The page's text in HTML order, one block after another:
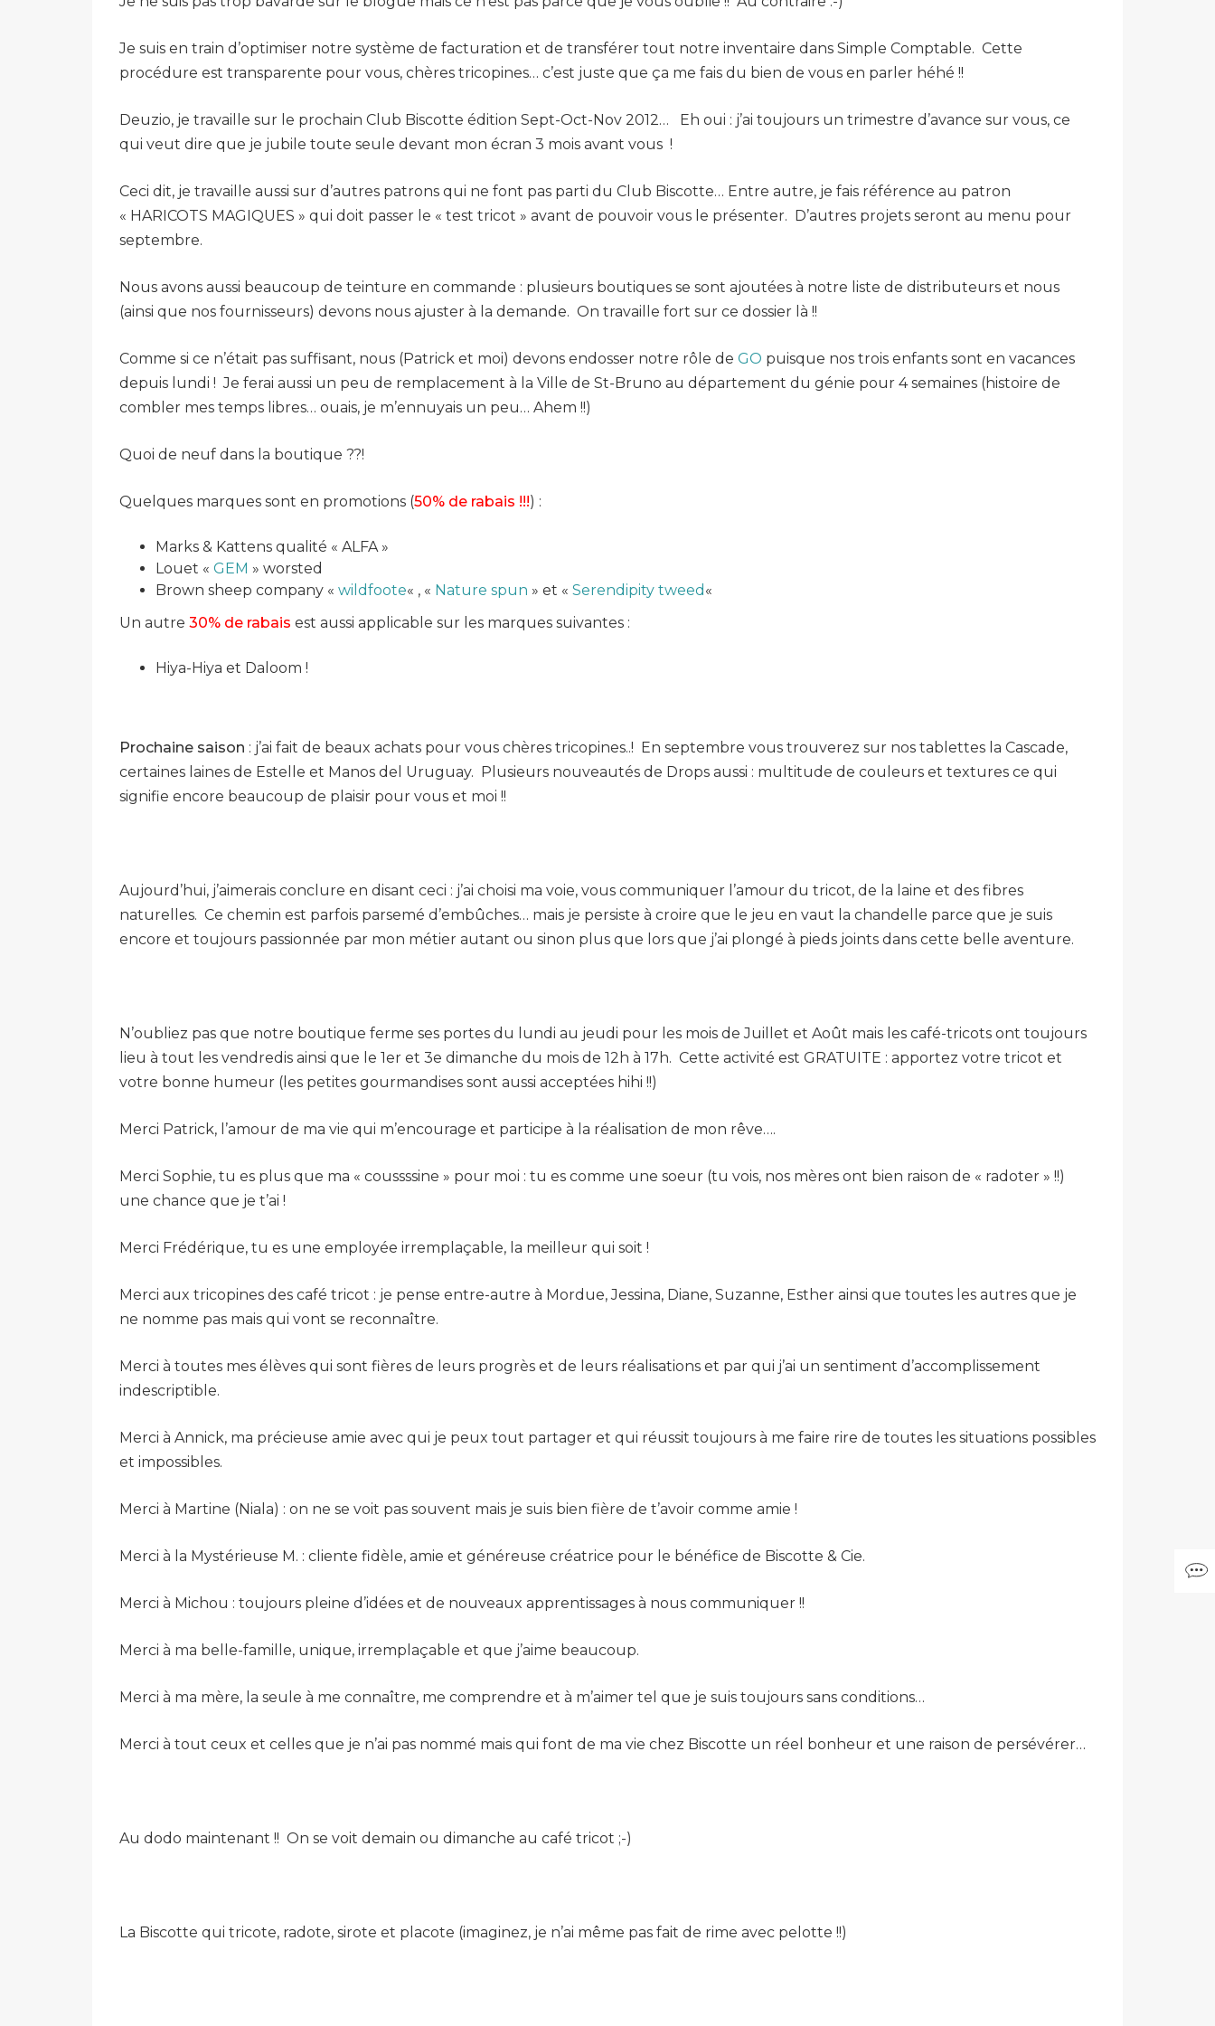
Je suis en train d’optimiser notre système de facturation et de transférer tout notre inventaire dans Simple Comptable. Cette
procédure est transparente pour vous, chères tricopines… c’est juste que ça me fais du bien de vous en parler héhé !!
Deuzio, je travaille sur le prochain Club Biscotte édition Sept-Oct-Nov 2012… Eh oui : j’ai toujours un trimestre d’avance sur vous, ce
qui veut dire que je jubile toute seule devant mon écran 3 mois avant vous !
Ceci dit, je travaille aussi sur d’autres patrons qui ne font pas parti du Club Biscotte… Entre autre, je fais référence au patron
« HARICOTS MAGIQUES » qui doit passer le « test tricot » avant de pouvoir vous le présenter. D’autres projets seront au menu pour
septembre.
Nous avons aussi beaucoup de teinture en commande : plusieurs boutiques se sont ajoutées à notre liste de distributeurs et nous
(ainsi que nos fournisseurs) devons nous ajuster à la demande. On travaille fort sur ce dossier là !!
Comme si ce n’était pas suffisant, nous (Patrick et moi) devons endosser notre rôle de GO puisque nos trois enfants sont en vacances
depuis lundi ! Je ferai aussi un peu de remplacement à la Ville de St-Bruno au département du génie pour 4 semaines (histoire de
combler mes temps libres… ouais, je m’ennuyais un peu… Ahem !!)
Quoi de neuf dans la boutique ??!
Quelques marques sont en promotions (50% de rabais !!!) :
Marks & Kattens qualité « ALFA »
Louet « GEM » worsted
Brown sheep company « wildfoote« , « Nature spun » et « Serendipity tweed «
Un autre 30% de rabais est aussi applicable sur les marques suivantes :
Hiya-Hiya et Daloom !
Prochaine saison : j’ai fait de beaux achats pour vous chères tricopines..! En septembre vous trouverez sur nos tablettes la Cascade,
certaines laines de Estelle et Manos del Uruguay. Plusieurs nouveautés de Drops aussi : multitude de couleurs et textures ce qui
signifie encore beaucoup de plaisir pour vous et moi !!
Aujourd’hui, j’aimerais conclure en disant ceci : j’ai choisi ma voie, vous communiquer l’amour du tricot, de la laine et des fibres
naturelles. Ce chemin est parfois parsemé d’embûches… mais je persiste à croire que le jeu en vaut la chandelle parce que je suis
encore et toujours passionnée par mon métier autant ou sinon plus que lors que j’ai plongé à pieds joints dans cette belle aventure.
N’oubliez pas que notre boutique ferme ses portes du lundi au jeudi pour les mois de Juillet et Août mais les café-tricots ont toujours
lieu à tout les vendredis ainsi que le 1er et 3e dimanche du mois de 12h à 17h. Cette activité est GRATUITE : apportez votre tricot et
votre bonne humeur (les petites gourmandises sont aussi acceptées hihi !!)
Merci Patrick, l’amour de ma vie qui m’encourage et participe à la réalisation de mon rêve….
Merci Sophie, tu es plus que ma « coussssine » pour moi : tu es comme une soeur (tu vois, nos mères ont bien raison de « radoter » !!)
une chance que je t’ai !
Merci Frédérique, tu es une employée irremplaçable, la meilleur qui soit !
Merci aux tricopines des café tricot : je pense entre-autre à Mordue, Jessina, Diane, Suzanne, Esther ainsi que toutes les autres que je
ne nomme pas mais qui vont se reconnaître.
Merci à toutes mes élèves qui sont fières de leurs progrès et de leurs réalisations et par qui j’ai un sentiment d’accomplissement
indescriptible.
Merci à Annick, ma précieuse amie avec qui je peux tout partager et qui réussit toujours à me faire rire de toutes les situations possibles
et impossibles.
Merci à Martine (Niala) : on ne se voit pas souvent mais je suis bien fière de t’avoir comme amie !
Merci à la Mystérieuse M. : cliente fidèle, amie et généreuse créatrice pour le bénéfice de Biscotte & Cie.
Merci à Michou : toujours pleine d’idées et de nouveaux apprentissages à nous communiquer !!
Merci à ma belle-famille, unique, irremplaçable et que j’aime beaucoup.
Merci à ma mère, la seule à me connaître, me comprendre et à m’aimer tel que je suis toujours sans conditions…
Merci à tout ceux et celles que je n’ai pas nommé mais qui font de ma vie chez Biscotte un réel bonheur et une raison de persévérer…
Au dodo maintenant !! On se voit demain ou dimanche au café tricot ;-)
La Biscotte qui tricote, radote, sirote et placote (imaginez, je n’ai même pas fait de rime avec pelotte !!)